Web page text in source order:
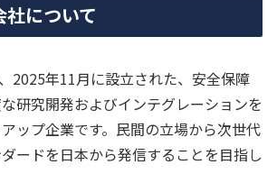
について
2025年11月に設立された、安全保障
研究開発およびインテグレーションを
ップ企業です。民間の立場から次世代
ードを日本から発信することを目指し